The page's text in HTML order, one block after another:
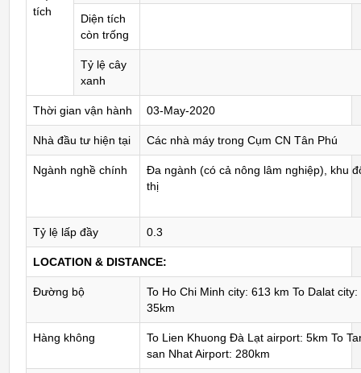
tích
Diện tích
còn trống
Tỷ lệ cây
xanh
Thời gian vận hành 03-May-2020
Nhà đầu tư hiện tại Các nhà máy trong Cụm CN Tân Phú
Ngành nghề chính
Đa ngành (có cả nông lâm nghiệp), khu
thị
Tỷ lệ lấp đầy 0.3
LOCATION & DISTANCE:
Đường bộ
To Ho Chi Minh city: 613 km To Dalat city:
35km
Hàng không
To Lien Khuong Đà Lạt airport: 5km To
san Nhat Airport: 280km